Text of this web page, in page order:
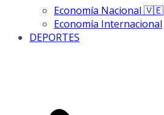
Economía Nacional 🇻🇪
Economía Internacional
DEPORTES